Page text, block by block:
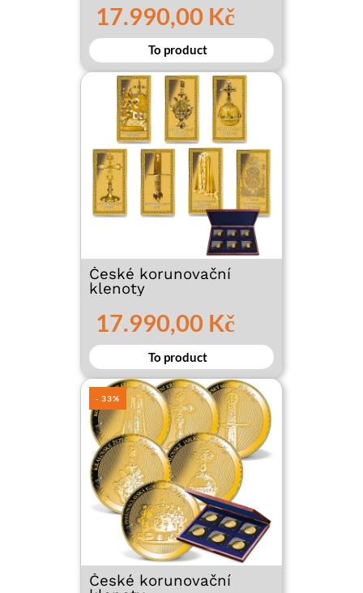
17.990,00 Kč
To product
České korunovační
klenoty
17.990,00 Kč
To product
- 33%
České korunovační